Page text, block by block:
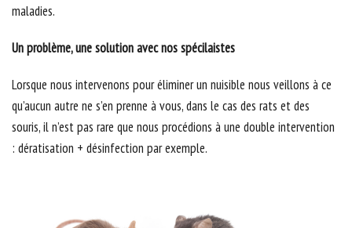
maladies.
Un problème, une solution avec nos spécilaistes
Lorsque nous intervenons pour éliminer un nuisible nous veillons à ce
qu’aucun autre ne s’en prenne à vous, dans le cas des rats et des
souris, il n’est pas rare que nous procédions à une double intervention
: dératisation + désinfection par exemple.